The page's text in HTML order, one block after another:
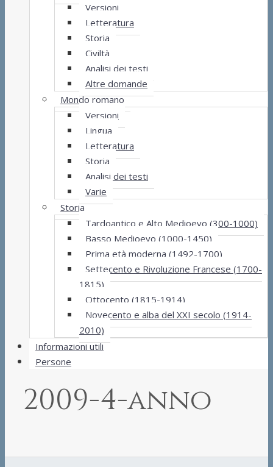
Versioni
Letteratura
Storia
Civiltà
Analisi dei testi
Altre domande
Mondo romano
Versioni
Lingua
Letteratura
Storia
Analisi dei testi
Varie
Storia
Tardoantico e Alto Medioevo (300-1000)
Basso Medioevo (1000-1450)
Prima età moderna (1492-1700)
Settecento e Rivoluzione Francese (1700-
1815)
Ottocento (1815-1914)
Novecento e alba del XXI secolo (1914-
2010)
Informazioni utili
Persone
2009-4-anno